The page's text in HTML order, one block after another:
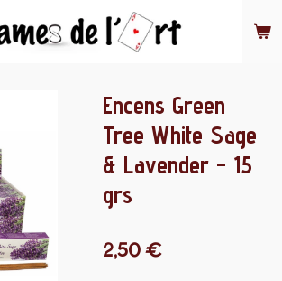
Encens Green
Tree White Sage
& Lavender - 15
grs
2,50 €